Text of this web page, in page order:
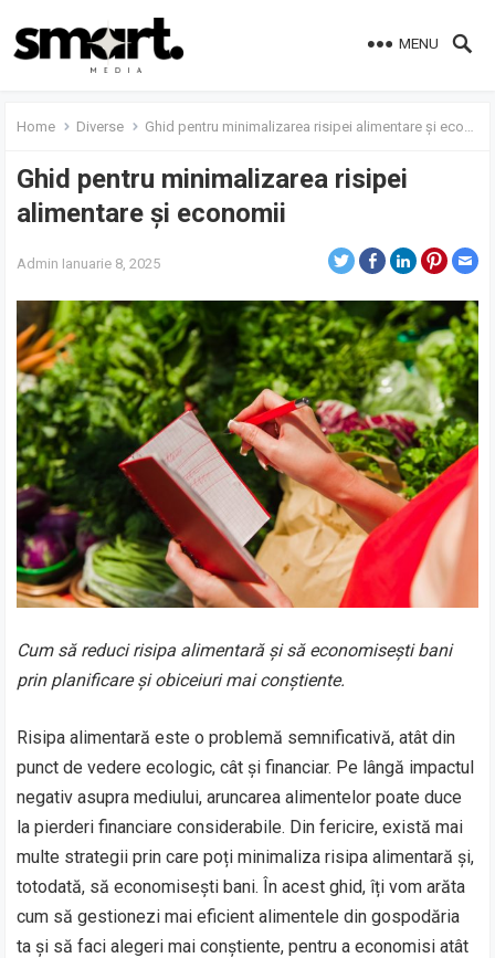
MENU
Home Diverse Ghid pentru minimalizarea risipei alimentare și economii
Ghid pentru minimalizarea risipei
alimentare și economii
Admin Ianuarie 8, 2025
Cum să reduci risipa alimentară și să economisești bani
prin planificare și obiceiuri mai conștiente.
Risipa alimentară este o problemă semnificativă, atât din
punct de vedere ecologic, cât și financiar. Pe lângă impactul
negativ asupra mediului, aruncarea alimentelor poate duce
la pierderi financiare considerabile. Din fericire, există mai
multe strategii prin care poți minimaliza risipa alimentară și,
totodată, să economisești bani. În acest ghid, îți vom arăta
cum să gestionezi mai eficient alimentele din gospodăria
ta și să faci alegeri mai conștiente, pentru a economisi atât